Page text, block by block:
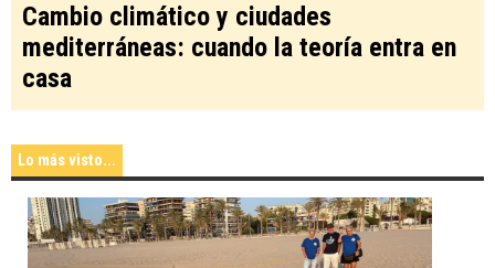
Cambio climático y ciudades
mediterráneas: cuando la teoría entra en
casa
Lo más visto...